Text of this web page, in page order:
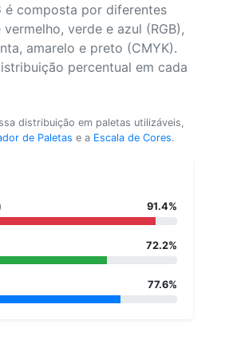
é composta por diferentes
verde e azul (RGB),
amarelo e preto (CMYK).
percentual em cada
distribuição em paletas utilizáveis,
de Paletas e a Escala de Cores.
91.4%
72.2%
77.6%